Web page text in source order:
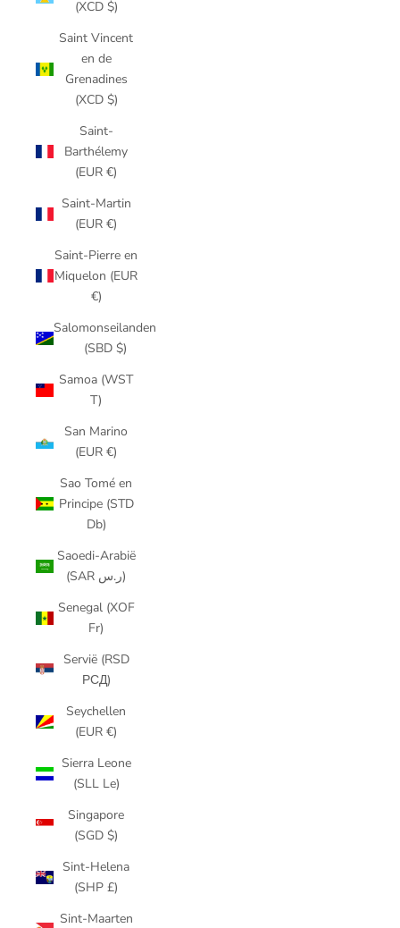
(XCD $)
Saint Vincent
en de
Grenadines
(XCD $)
Saint-
Barthélemy
(EUR €)
Saint-Martin
(EUR €)
Saint-Pierre en
Miquelon (EUR
€)
Salomonseilanden
(SBD $)
Samoa (WST
T)
San Marino
(EUR €)
Sao Tomé en
Principe (STD
Db)
Saoedi-Arabië
(SAR ر.س)
Senegal (XOF
Fr)
Servië (RSD
РСД)
Seychellen
(EUR €)
Sierra Leone
(SLL Le)
Singapore
(SGD $)
Sint-Helena
(SHP £)
Sint-Maarten